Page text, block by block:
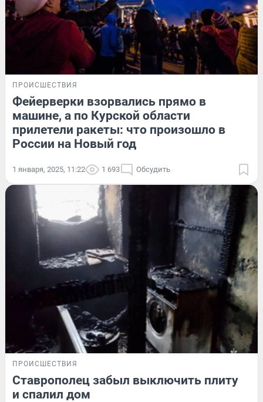
ПРОИСШЕСТВИЯ
Фейерверки взорвались прямо в
машине, а по Курской области
прилетели ракеты: что произошло в
России на Новый год
1 января, 2025, 11:22 1 693 Обсудить
ПРОИСШЕСТВИЯ
Ставрополец забыл выключить плиту
и спалил дом